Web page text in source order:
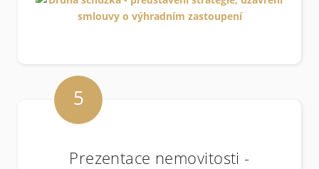
5
Prezentace nemovitosti -